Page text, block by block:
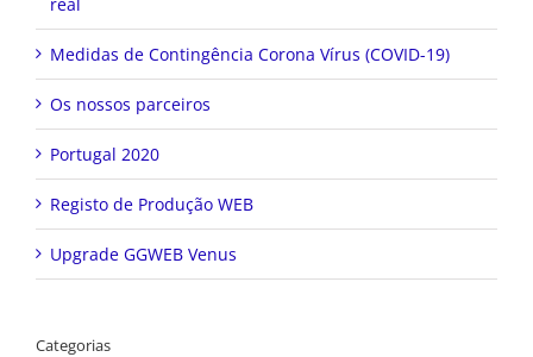
Medidas de Contingência Corona Vírus (COVID-19)
Os nossos parceiros
Portugal 2020
Registo de Produção WEB
Upgrade GGWEB Venus
Categorias